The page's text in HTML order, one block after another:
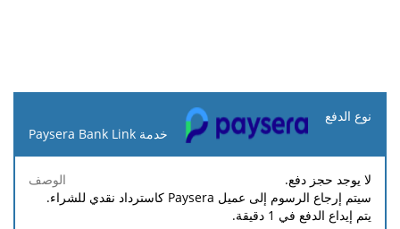
نوع
الوصف
النسبة
المئوية
الأدنى
للرسوم
الأقصى
خدمة Paysera Bank Link
لا يوجد حجز دفع.
سيتم إرجاع الرسوم إلى عميل Paysera كاسترداد نقدي للشراء.
يتم إيداع الدفع في 1 دقيقة.